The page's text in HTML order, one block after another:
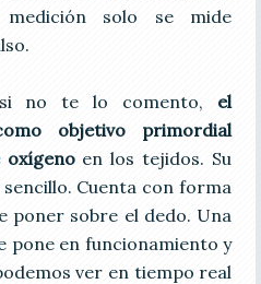
medición solo se mide
no te lo comento, el
objetivo primordial
en los tejidos. Su
Cuenta con forma
poner sobre el dedo. Una
pone en funcionamiento y
ver en tiempo real